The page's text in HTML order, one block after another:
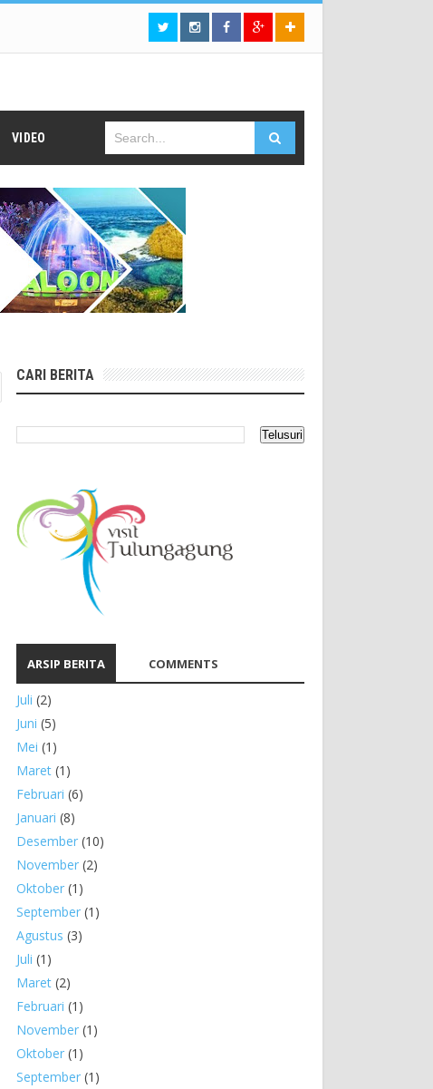
VIDEO
CARI BERITA
ARSIP BERITA COMMENTS
Juli (2)
Juni (5)
Mei (1)
Maret (1)
Februari (6)
Januari (8)
Desember (10)
November (2)
Oktober (1)
September (1)
Agustus (3)
Juli (1)
Maret (2)
Februari (1)
November (1)
Oktober (1)
September (1)